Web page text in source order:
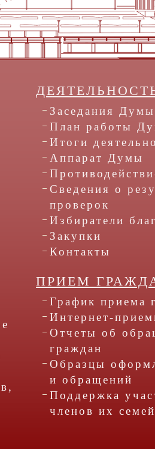
Заседания Думы
План работы
Итоги
Аппарат Думы
Сведения о
проверок
Избиратели
Закупки
Контакты
ПРИЕМ
График приема
Интернет-
Отчеты об
граждан
Образцы
и обращений
Поддержка
членов их семей